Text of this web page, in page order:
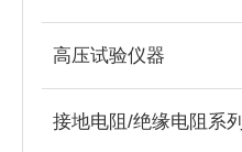
高压试验仪器
接地电阻/绝缘电阻系列